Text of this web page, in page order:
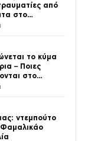
από
στο
το κύμα
– Ποιες
στο
πότε θα
ντεμπούτο
Φαμαλικάο